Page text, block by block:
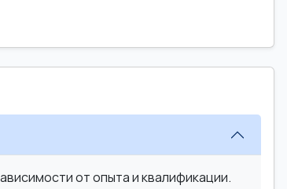
от опыта и квалификации.